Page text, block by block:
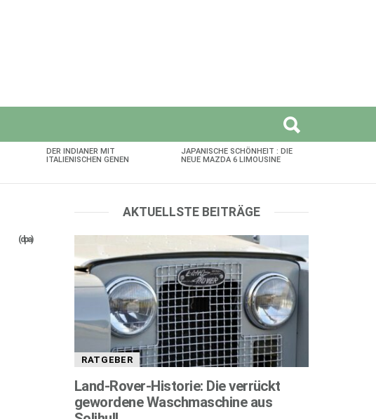
DER INDIANER MIT
ITALIENISCHEN GENEN
JAPANISCHE SCHÖNHEIT : DIE
NEUE MAZDA 6 LIMOUSINE
(dpa)
AKTUELLSTE BEITRÄGE
RATGEBER
Land-Rover-Historie: Die verrückt
gewordene Waschmaschine aus